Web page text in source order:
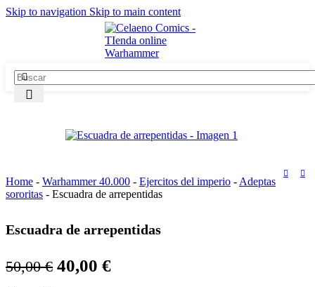
Skip to navigation Skip to main content
Home - Warhammer 40.000 - Ejercitos del imperio - Adeptas
sororitas - Escuadra de arrepentidas
Escuadra de arrepentidas
50,00€ El
40,00 €El